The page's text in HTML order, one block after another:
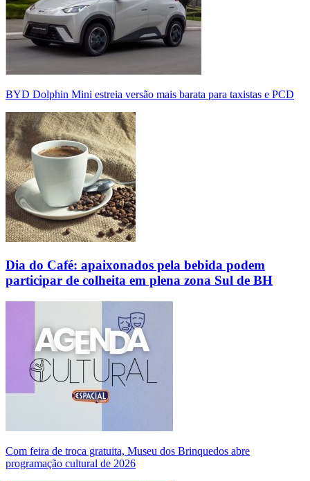
BYD Dolphin Mini estreia versão mais barata para taxistas e PCD
Dia do Café: apaixonados pela bebida podem
participar de colheita em plena zona Sul de BH
Com feira de troca gratuita, Museu dos Brinquedos abre
programação cultural de 2026